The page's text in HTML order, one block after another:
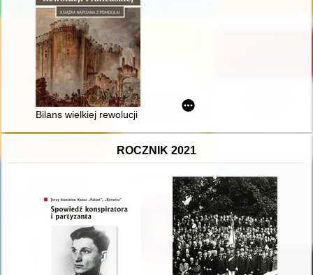
Bilans wielkiej rewolucji francuskiej
ROCZNIK 2021